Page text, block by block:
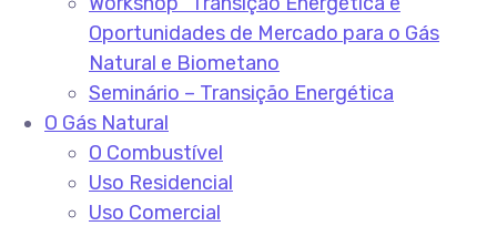
Oportunidades de Mercado para o Gás
Natural e Biometano
Seminário – Transição Energética
O Gás Natural
O Combustível
Uso Residencial
Uso Comercial